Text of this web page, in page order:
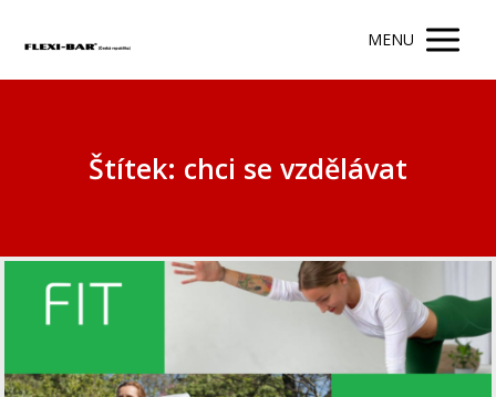
MENU
Štítek: chci se vzdělávat